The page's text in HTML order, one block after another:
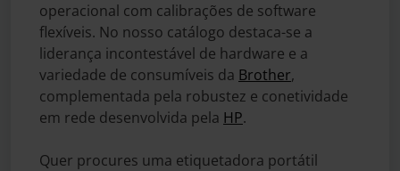
operacional com calibrações de software
flexíveis. No nosso catálogo destaca-se a
liderança incontestável de hardware e a
variedade de consumíveis da Brother,
complementada pela robustez e conetividade
em rede desenvolvida pela HP.
Quer procures uma etiquetadora portátil